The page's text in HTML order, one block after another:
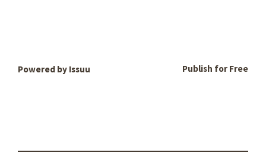
Powered by Issuu Publish for Free